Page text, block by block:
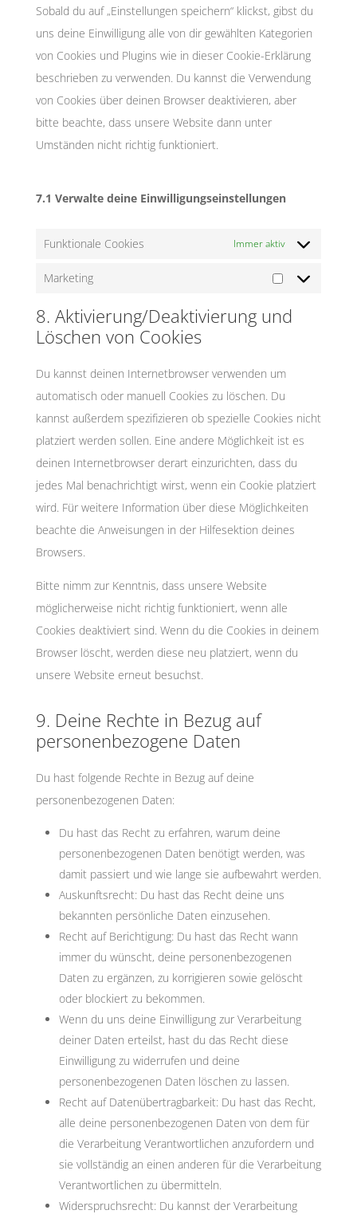
Sobald du auf „Einstellungen speichern“ klickst, gibst du
uns deine Einwilligung alle von dir gewählten Kategorien
von Cookies und Plugins wie in dieser Cookie-Erklärung
beschrieben zu verwenden. Du kannst die Verwendung
von Cookies über deinen Browser deaktivieren, aber
bitte beachte, dass unsere Website dann unter
Umständen nicht richtig funktioniert.
7.1 Verwalte deine Einwilligungseinstellungen
Funktionale Cookies Immer aktiv
Marketing
Marketing
8. Aktivierung/Deaktivierung und
Löschen von Cookies
Du kannst deinen Internetbrowser verwenden um
automatisch oder manuell Cookies zu löschen. Du
kannst außerdem spezifizieren ob spezielle Cookies nicht
platziert werden sollen. Eine andere Möglichkeit ist es
deinen Internetbrowser derart einzurichten, dass du
jedes Mal benachrichtigt wirst, wenn ein Cookie platziert
wird. Für weitere Information über diese Möglichkeiten
beachte die Anweisungen in der Hilfesektion deines
Browsers.
Bitte nimm zur Kenntnis, dass unsere Website
möglicherweise nicht richtig funktioniert, wenn alle
Cookies deaktiviert sind. Wenn du die Cookies in deinem
Browser löscht, werden diese neu platziert, wenn du
unsere Website erneut besuchst.
9. Deine Rechte in Bezug auf
personenbezogene Daten
Du hast folgende Rechte in Bezug auf deine
personenbezogenen Daten:
Du hast das Recht zu erfahren, warum deine
personenbezogenen Daten benötigt werden, was
damit passiert und wie lange sie aufbewahrt werden.
Auskunftsrecht: Du hast das Recht deine uns
bekannten persönliche Daten einzusehen.
Recht auf Berichtigung: Du hast das Recht wann
immer du wünscht, deine personenbezogenen
Daten zu ergänzen, zu korrigieren sowie gelöscht
oder blockiert zu bekommen.
Wenn du uns deine Einwilligung zur Verarbeitung
deiner Daten erteilst, hast du das Recht diese
Einwilligung zu widerrufen und deine
personenbezogenen Daten löschen zu lassen.
Recht auf Datenübertragbarkeit: Du hast das Recht,
alle deine personenbezogenen Daten von dem für
die Verarbeitung Verantwortlichen anzufordern und
sie vollständig an einen anderen für die Verarbeitung
Verantwortlichen zu übermitteln.
Widerspruchsrecht: Du kannst der Verarbeitung